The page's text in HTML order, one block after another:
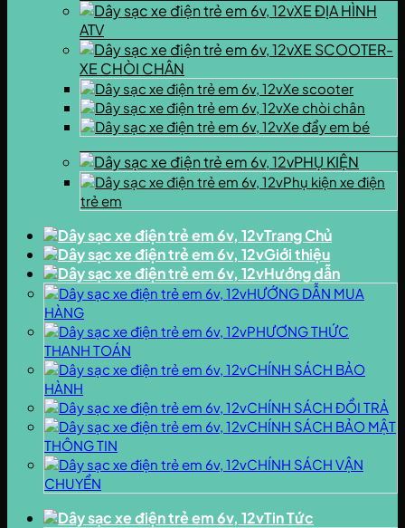
XE ĐỊA HÌNH
ATV
XE SCOOTER-
XE CHÒI CHÂN
Xe scooter
Xe chòi chân
Xe đẩy em bé
PHỤ KIỆN
Phụ kiện xe điện
trẻ em
Trang Chủ
Giới thiệu
Hướng dẫn
HƯỚNG DẪN MUA
HÀNG
PHƯƠNG THỨC
THANH TOÁN
CHÍNH SÁCH BẢO
HÀNH
CHÍNH SÁCH ĐỔI TRẢ
CHÍNH SÁCH BẢO MẬT
THÔNG TIN
CHÍNH SÁCH VẬN
CHUYỂN
Tin Tức